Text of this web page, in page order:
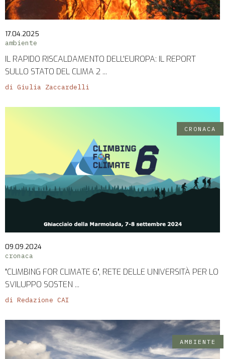
17.04.2025
ambiente
IL RAPIDO RISCALDAMENTO DELL'EUROPA: IL REPORT
SULLO STATO DEL CLIMA 2 ...
di Giulia Zaccardelli
CRONACA
09.09.2024
cronaca
"CLIMBING FOR CLIMATE 6", RETE DELLE UNIVERSITÀ PER LO
SVILUPPO SOSTEN ...
di Redazione CAI
AMBIENTE